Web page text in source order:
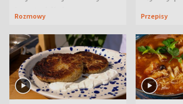
ją w Lublinie
Rozmowy Przepisy